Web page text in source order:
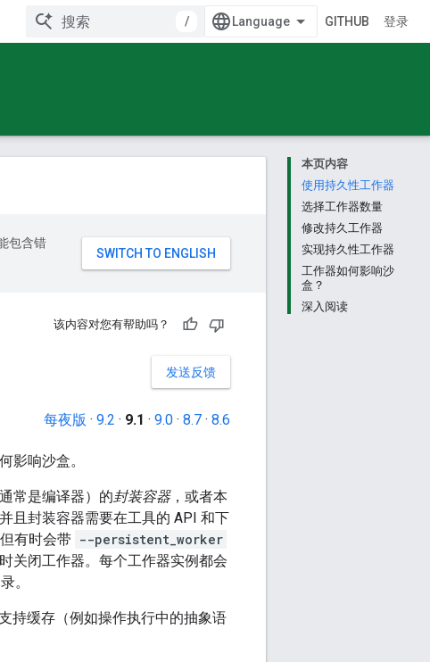
/ GITHUB 登录
本页内容
使用持久性工作器
选择工作器数量
修改持久工作器
实现持久性工作器
工作器如何影响沙
盒？
深入阅读
包含错
该内容对您有帮助吗？
发送反馈
每夜版 · 9.2 · 9.1 · 9.0 · 8.7 · 8.6
影响沙盒。
通常是编译器）的封装容器，或者本
且封装容器需要在工具的 API 和下
有时会带 --persistent_worker
关闭工作器。每个工作器实例都会
。
持缓存（例如操作执行中的抽象语